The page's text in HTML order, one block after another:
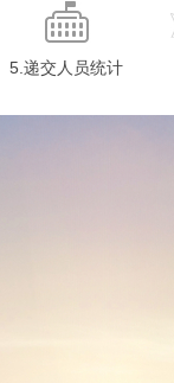
5.递交人员统计